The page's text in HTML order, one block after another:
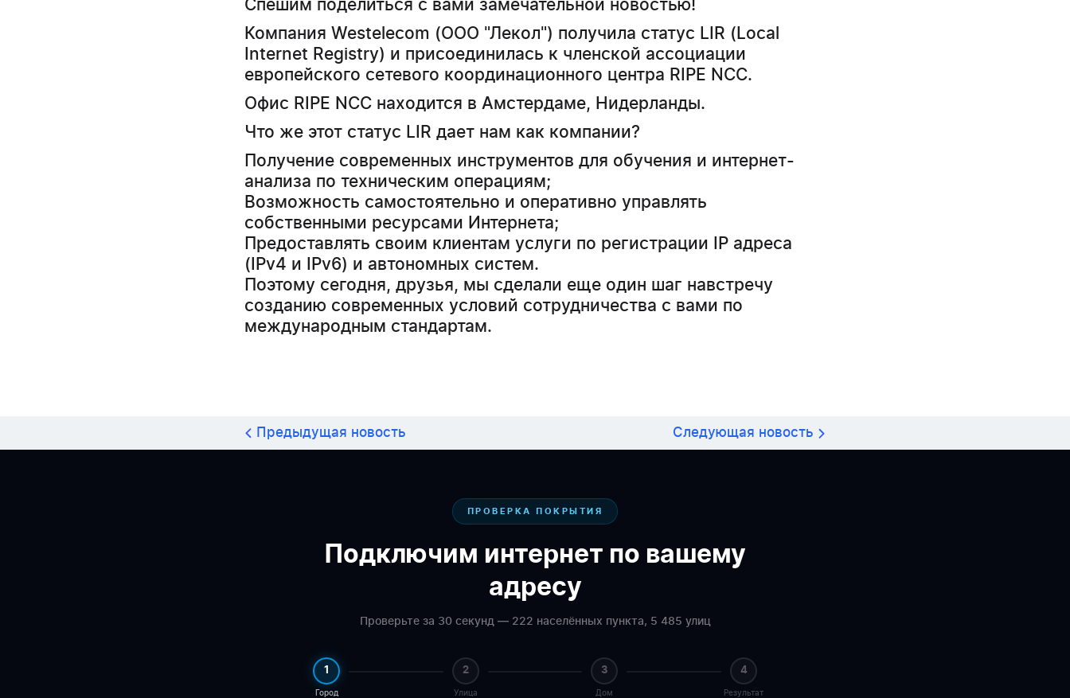
Спешим поделиться с вами замечательной новостью!
Компания Westelecom (ООО "Лекол") получила статус LIR (Local
Internet Registry) и присоединилась к членской ассоциации
европейского сетевого координационного центра RIPE NCC.
Офис RIPE NCC находится в Амстердаме, Нидерланды.
Что же этот статус LIR дает нам как компании?
Получение современных инструментов для обучения и интернет-
анализа по техническим операциям;
Возможность самостоятельно и оперативно управлять
собственными ресурсами Интернета;
Предоставлять своим клиентам услуги по регистрации IP адреса
(IPv4 и IPv6) и автономных систем.
Поэтому сегодня, друзья, мы сделали еще один шаг навстречу
созданию современных условий сотрудничества с вами по
международным стандартам.
Предыдущая новость Следующая новость
ПРОВЕРКА ПОКРЫТИЯ
Подключим интернет по вашему
адресу
Проверьте за 30 секунд — 222 населённых пункта, 5 485 улиц
1
Город
2
Улица
3
Дом
4
Результат